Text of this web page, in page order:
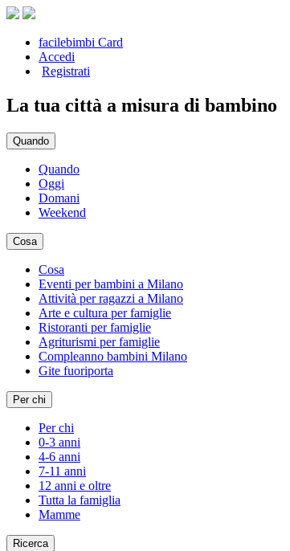
facilebimbi Card
Accedi
Registrati
La tua città a misura di bambino
Quando
Quando
Oggi
Domani
Weekend
Cosa
Cosa
Eventi per bambini a Milano
Attività per ragazzi a Milano
Arte e cultura per famiglie
Ristoranti per famiglie
Agriturismi per famiglie
Compleanno bambini Milano
Gite fuoriporta
Per chi
Per chi
0-3 anni
4-6 anni
7-11 anni
12 anni e oltre
Tutta la famiglia
Mamme
Ricerca